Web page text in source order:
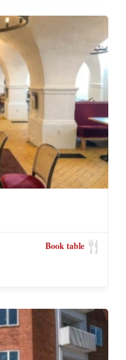
Book table